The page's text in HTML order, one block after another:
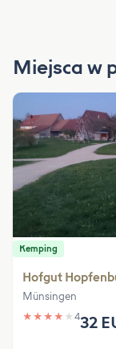
Miejsca w
Kemping
Hofgut
Münsingen
★ ★ ★ ★ ★ 432